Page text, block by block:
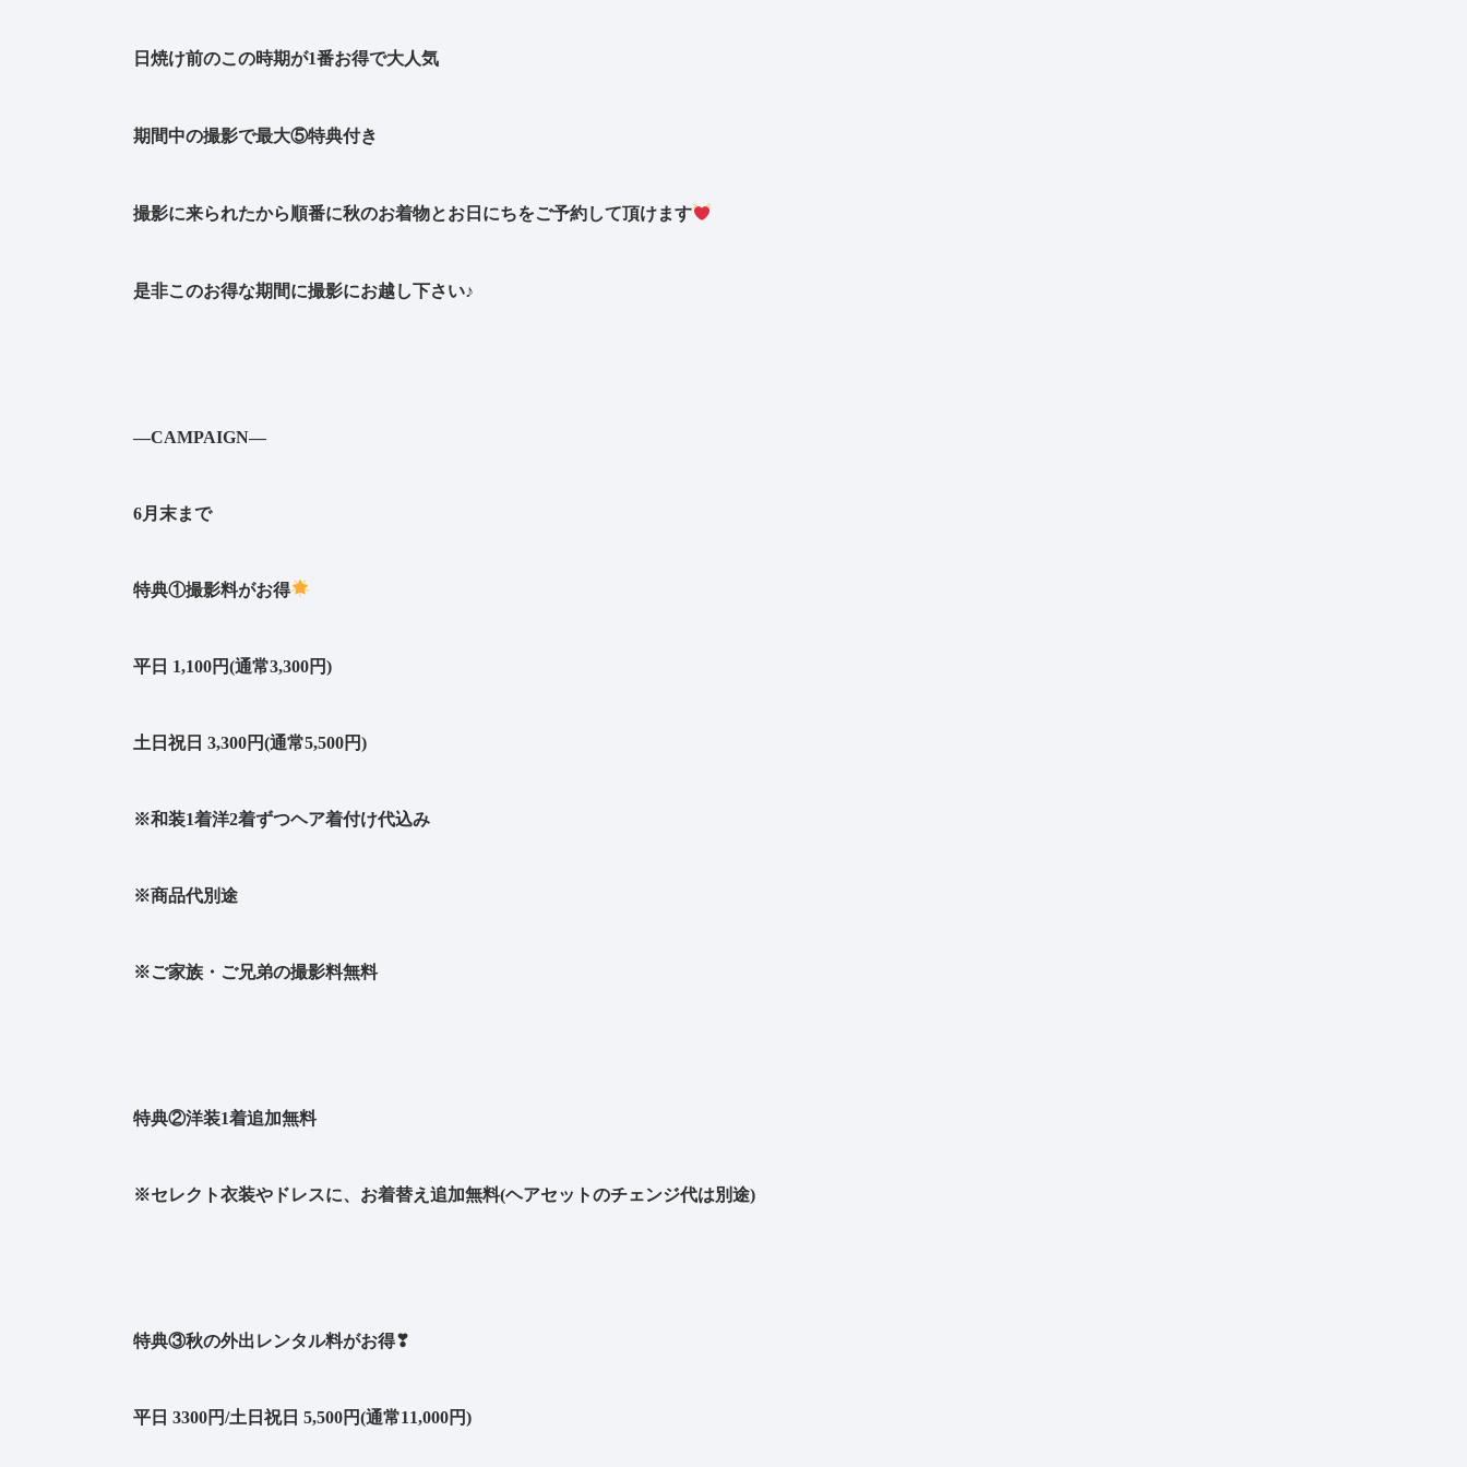
日焼け前のこの時期が1番お得で大人気
期間中の撮影で最大⑤特典付き
撮影に来られたから順番に秋のお着物とお日にちをご予約して頂けます
是非このお得な期間に撮影にお越し下さい♪
—CAMPAIGN—
6月末まで
特典①撮影料がお得
平日 1,100円(通常3,300円)
土日祝日 3,300円(通常5,500円)
※和装1着洋2着ずつヘア着付け代込み
※商品代別途
※ご家族・ご兄弟の撮影料無料
特典②洋装1着追加無料
※セレクト衣装やドレスに、お着替え追加無料(ヘアセットのチェンジ代は別途)
特典③秋の外出レンタル料がお得❣
平日 3300円/土日祝日 5,500円(通常11,000円)